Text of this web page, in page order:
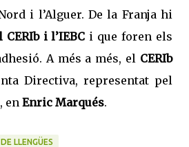
i l’Alguer. De la Franja hi
CERIb i l’IEBC i que foren els
A més a més, el CERIb
Directiva, representat pel
en Enric Marqués.
LLENGÜES